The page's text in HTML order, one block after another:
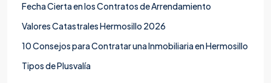
Fecha Cierta en los Contratos de Arrendamiento
Valores Catastrales Hermosillo 2026
10 Consejos para Contratar una Inmobiliaria en Hermosillo
Tipos de Plusvalía